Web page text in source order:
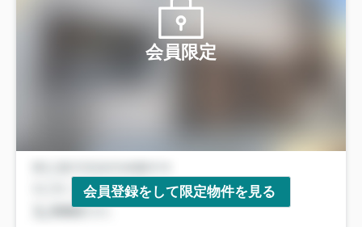
会員限定
会員登録をして限定物件を見る